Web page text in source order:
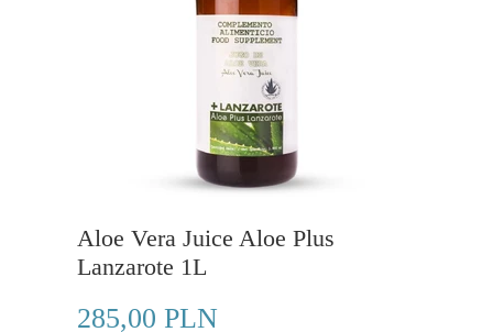
285,00 PLN
Aloe Vera Juice Aloe Plus
Lanzarote 1L